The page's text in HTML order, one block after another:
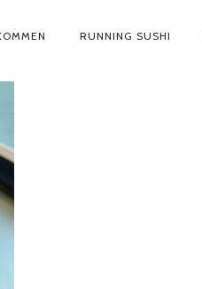
RUNNING SUSHI